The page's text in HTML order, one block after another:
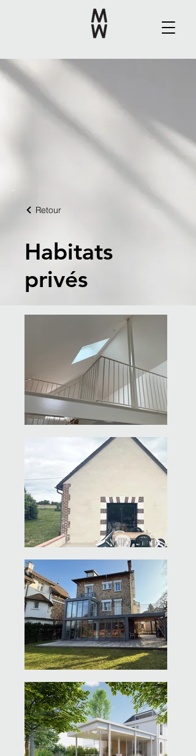
Retour
Habitats
privés